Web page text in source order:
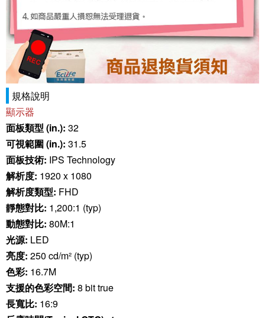
規格說明
顯示器
面板類型 (in.): 32
可視範圍 (in.): 31.5
面板技術: IPS Technology
解析度: 1920 x 1080
解析度類型: FHD
靜態對比: 1,200:1 (typ)
動態對比: 80M:1
光源: LED
亮度: 250 cd/m² (typ)
色彩: 16.7M
支援的色彩空間: 8 bit true
長寬比: 16:9